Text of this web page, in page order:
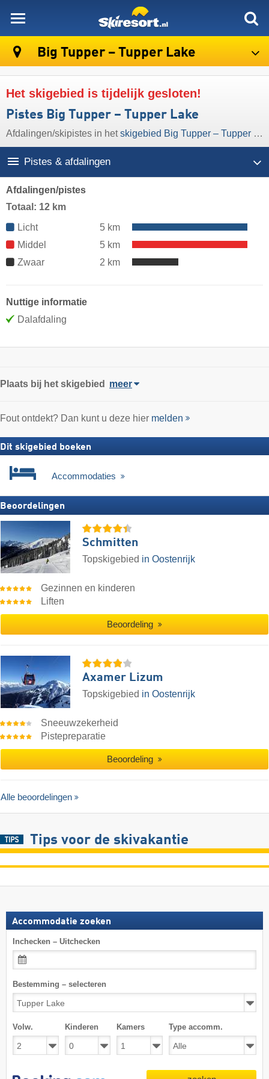
Big Tupper – Tupper Lake
Het skigebied is tijdelijk gesloten!
Pistes Big Tupper – Tupper Lake
Afdalingen/​skipistes in hetskigebied Big Tupper – Tupper Lake
Pistes & afdalingen
Afdalingen/pistes
Totaal: 12 km
Licht
5 km
Middel
5 km
Zwaar
2 km
Nuttige informatie
Dalafdaling
Plaats bij het skigebied meer
Fout ontdekt? Dan kunt u deze hier melden
Dit skigebied boeken
Accommodaties
Beoordelingen
Schmitten
Topskigebied in Oostenrijk
Gezinnen en kinderen
Liften
Beoordeling
Axamer Lizum
Topskigebied in Oostenrijk
Sneeuwzekerheid
Pistepreparatie
Beoordeling
Alle beoordelingen
Tips voor de skivakantie
Accommodatie zoeken
Inchecken – Uitchecken
Bestemming – selecteren
Volw. Kinderen Kamers Type accomm.